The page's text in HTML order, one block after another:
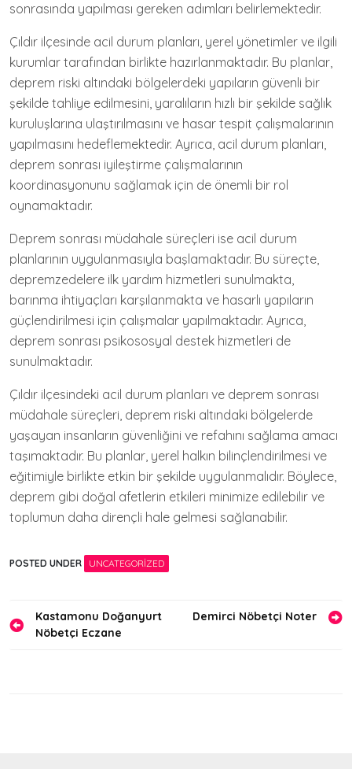
sonrasında yapılması gereken adımları belirlemektedir.
Çıldır ilçesinde acil durum planları, yerel yönetimler ve ilgili
kurumlar tarafından birlikte hazırlanmaktadır. Bu planlar,
deprem riski altındaki bölgelerdeki yapıların güvenli bir
şekilde tahliye edilmesini, yaralıların hızlı bir şekilde sağlık
kuruluşlarına ulaştırılmasını ve hasar tespit çalışmalarının
yapılmasını hedeflemektedir. Ayrıca, acil durum planları,
deprem sonrası iyileştirme çalışmalarının
koordinasyonunu sağlamak için de önemli bir rol
oynamaktadır.
Deprem sonrası müdahale süreçleri ise acil durum
planlarının uygulanmasıyla başlamaktadır. Bu süreçte,
depremzedelere ilk yardım hizmetleri sunulmakta,
barınma ihtiyaçları karşılanmakta ve hasarlı yapıların
güçlendirilmesi için çalışmalar yapılmaktadır. Ayrıca,
deprem sonrası psikososyal destek hizmetleri de
sunulmaktadır.
Çıldır ilçesindeki acil durum planları ve deprem sonrası
müdahale süreçleri, deprem riski altındaki bölgelerde
yaşayan insanların güvenliğini ve refahını sağlama amacı
taşımaktadır. Bu planlar, yerel halkın bilinçlendirilmesi ve
eğitimiyle birlikte etkin bir şekilde uygulanmalıdır. Böylece,
deprem gibi doğal afetlerin etkileri minimize edilebilir ve
toplumun daha dirençli hale gelmesi sağlanabilir.
POSTED UNDER UNCATEGORIZED
Yazı
gezinmesi
Kastamonu Doğanyurt
Nöbetçi Eczane
Demirci Nöbetçi Noter